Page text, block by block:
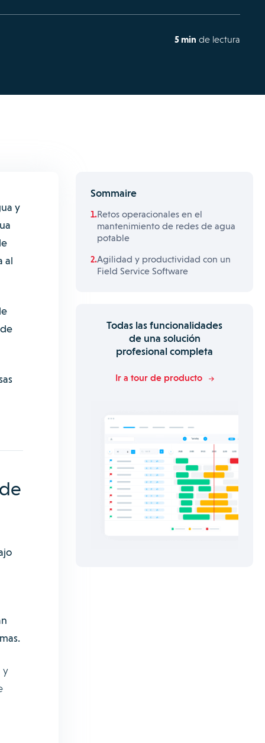
5 min de lectura
y
al
y
Sommaire
Retos operacionales en el
mantenimiento de redes de agua
potable
Agilidad y productividad con un
Field Service Software
Todas las funcionalidades
de una solución
profesional completa
Ir a tour de producto